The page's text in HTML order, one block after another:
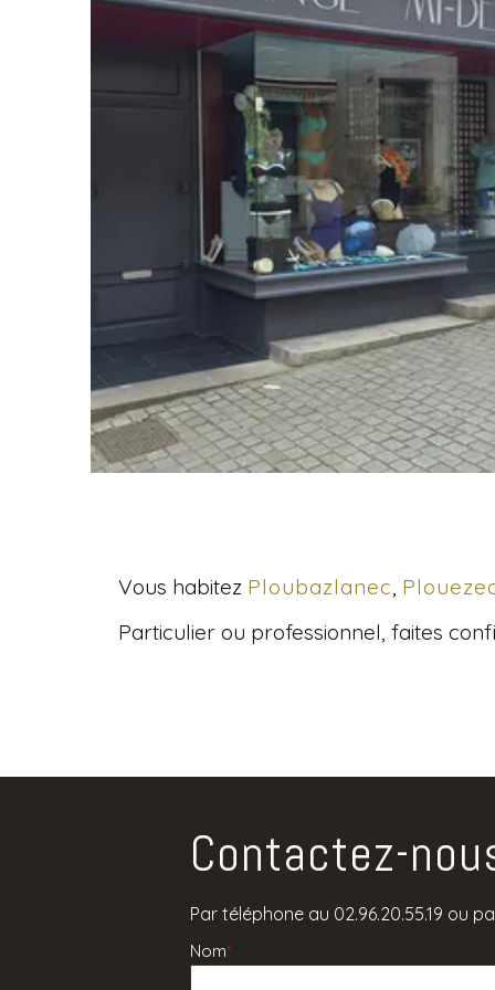
Vous habitez Ploubazlanec,
Particulier ou professionnel, faites
Contactez-
Par téléphone au 02.96.20.55.19 ou
Nom*